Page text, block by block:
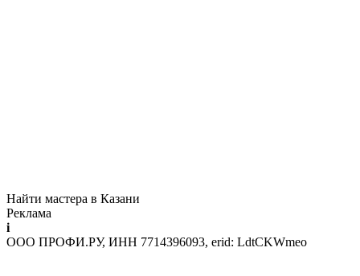
Найти мастера в Казани
Реклама
i
ООО ПРОФИ.РУ, ИНН 7714396093, erid: LdtCKWmeo